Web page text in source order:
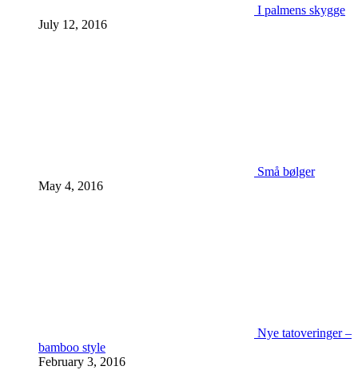
I palmens skygge
July 12, 2016
Små bølger
May 4, 2016
Nye tatoveringer –
bamboo style
February 3, 2016